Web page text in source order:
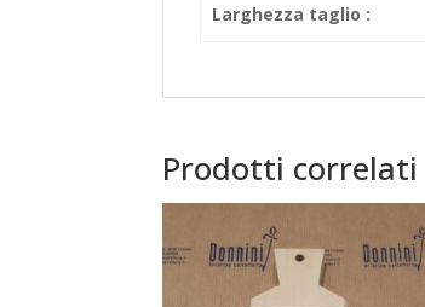
Larghezza taglio :
Prodotti correlati